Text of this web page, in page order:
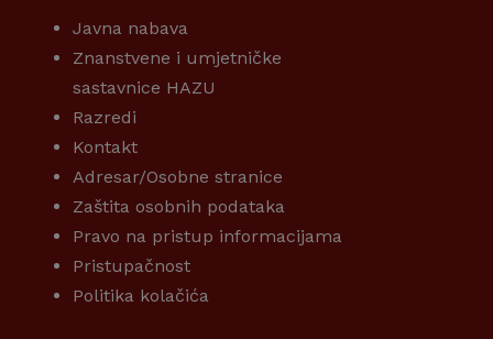
Javna nabava
Znanstvene i umjetničke
sastavnice HAZU
Razredi
Kontakt
Adresar/Osobne stranice
Zaštita osobnih podataka
Pravo na pristup informacijama
Pristupačnost
Politika kolačića